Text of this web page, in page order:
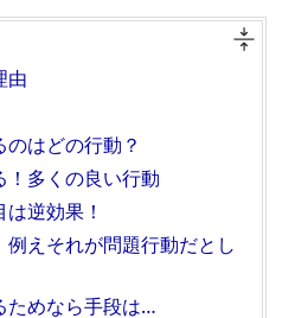
由
はどの行動？
！多くの良い行動
逆効果！
えそれが問題行動だとし
ためなら手段は…